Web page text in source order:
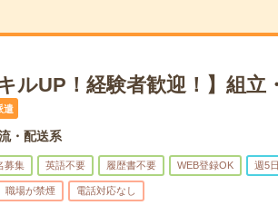
ルUP！経験者歓迎！】組立
遣
・配送系
募集 英語不要 履歴書不要 WEB登録OK 週5
職場が禁煙 電話対応なし